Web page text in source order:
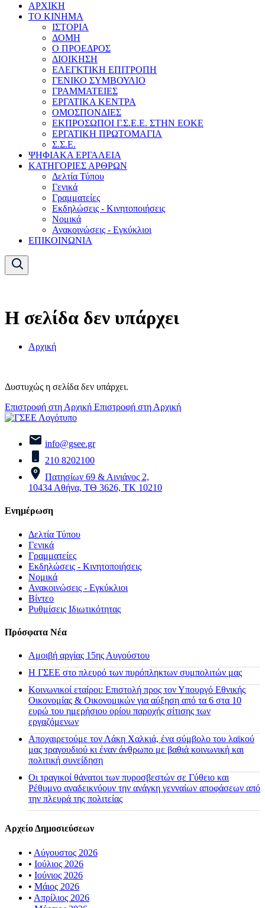
ΑΡΧΙΚΗ
ΤΟ ΚΙΝΗΜΑ
ΙΣΤΟΡΙΑ
ΔΟΜΗ
Ο ΠΡΟΕΔΡΟΣ
ΔΙΟΙΚΗΣΗ
ΕΛΕΓΚΤΙΚΗ ΕΠΙΤΡΟΠΗ
ΓΕΝΙΚΟ ΣΥΜΒΟΥΛΙΟ
ΓΡΑΜΜΑΤΕΙΕΣ
ΕΡΓΑΤΙΚΑ ΚΕΝΤΡΑ
ΟΜΟΣΠΟΝΔΙΕΣ
ΕΚΠΡΟΣΩΠΟΙ Γ.Σ.Ε.Ε. ΣΤΗΝ ΕΟΚΕ
ΕΡΓΑΤΙΚΗ ΠΡΩΤΟΜΑΓΙΑ
Σ.Σ.Ε.
ΨΗΦΙΑΚΑ ΕΡΓΑΛΕΙΑ
ΚΑΤΗΓΟΡΙΕΣ ΑΡΘΡΩΝ
Δελτία Τύπου
Γενικά
Γραμματείες
Εκδηλώσεις - Κινητοποιήσεις
Νομικά
Ανακοινώσεις - Εγκύκλιοι
ΕΠΙΚΟΙΝΩΝΙΑ
Η σελίδα δεν υπάρχει
Αρχική
Δυστυχώς η σελίδα δεν υπάρχει.
Επιστροφή στη Αρχική Επιστροφή στη Αρχική
info@gsee.gr
210 8202100
Πατησίων 69 & Αινιάνος 2,
10434 Αθήνα, ΤΘ 3626, ΤΚ 10210
Ενημέρωση
Δελτία Τύπου
Γενικά
Γραμματείες
Εκδηλώσεις - Κινητοποιήσεις
Νομικά
Ανακοινώσεις - Εγκύκλιοι
Βίντεο
Ρυθμίσεις Ιδιωτικότητας
Πρόσφατα Νέα
Αμοιβή αργίας 15ης Αυγούστου
H ΓΣΕΕ στο πλευρό των πυρόπληκτων συμπολιτών μας
Κοινωνικοί εταίροι: Επιστολή προς τον Υπουργό Εθνικής
Οικονομίας & Οικονομικών για αύξηση από τα 6 στα 10
ευρώ του ημερήσιου ορίου παροχής σίτισης των
εργαζόμενων
Αποχαιρετούμε τον Λάκη Χαλκιά, ένα σύμβολο του λαϊκού
μας τραγουδιού κι έναν άνθρωπο με βαθιά κοινωνική και
πολιτική συνείδηση
Οι τραγικοί θάνατοι των πυροσβεστών σε Γύθειο και
Ρέθυμνο αναδεικνύουν την ανάγκη γενναίων αποφάσεων από
την πλευρά της πολιτείας
Αρχείο Δημοσιεύσεων
• Αύγουστος 2026
• Ιούλιος 2026
• Ιούνιος 2026
• Μάιος 2026
• Απρίλιος 2026